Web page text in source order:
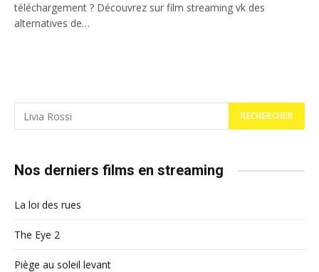
téléchargement ? Découvrez sur film streaming vk des
alternatives de…
Nos derniers films en streaming
La loi des rues
The Eye 2
Piège au soleil levant